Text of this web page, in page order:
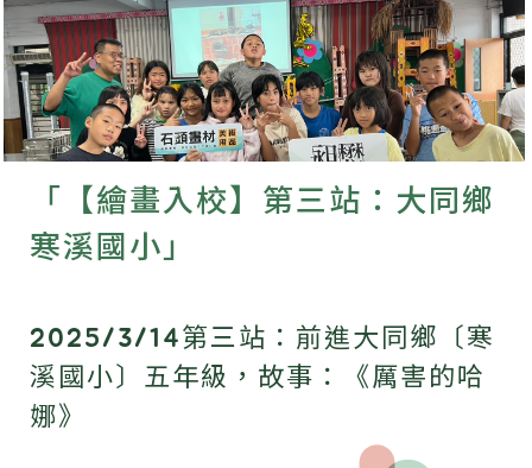
「【繪畫入校】第三站：大同鄉
寒溪國小」
2025/3/14第三站：前進大同鄉〔寒
溪國小〕五年級，故事：《厲害的哈
娜》